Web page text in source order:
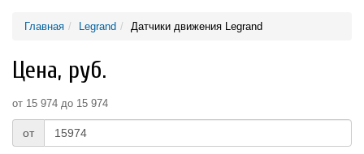
Главная Legrand Датчики движения Legrand
Цена, руб.
от 15 974 до 15 974
от